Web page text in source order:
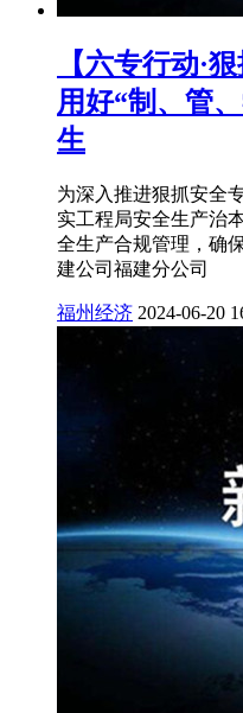
【六专行动·
用好“制、管
生
为深入推进狠抓安全
实工程局安全生产治
全生产合规管理，确
建公司福建分公司
福州经济 2024-06-20